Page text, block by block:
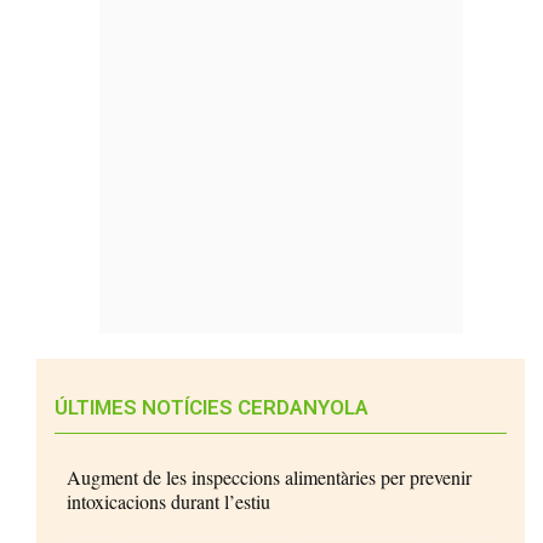
ÚLTIMES NOTÍCIES CERDANYOLA
Augment de les inspeccions alimentàries per prevenir
intoxicacions durant l’estiu